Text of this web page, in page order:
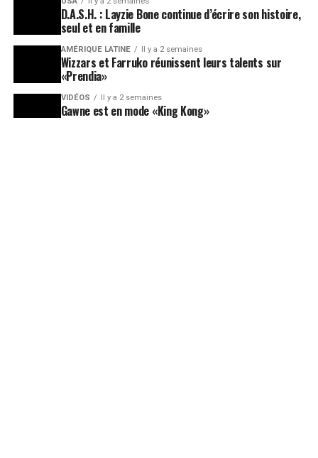
D.A.S.H. : Layzie Bone continue d’écrire son histoire,
seul et en famille
AMÉRIQUE LATINE Il y a 2 semaines
Wizzars et Farruko réunissent leurs talents sur
«Prendia»
VIDÉOS Il y a 2 semaines
Gawne est en mode «King Kong»